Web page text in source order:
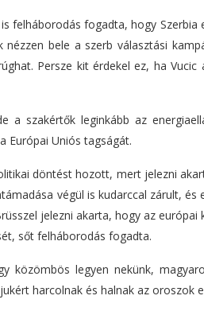
felháborodás fogadta, hogy
bele a szerb választási
Persze kit érdekel ez, ha
szakértők leginkább az
Európai Uniós tagságát.
döntést hozott, mert jelezni
végül is kudarccal zárult,
jelezni akarta, hogy az
sőt felháborodás fogadta.
közömbös legyen nekünk,
harcolnak és halnak az oroszok